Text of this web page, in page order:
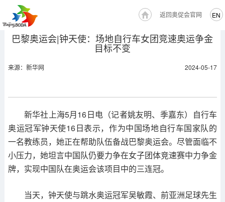
EN
返回奥促会官网
巴黎奥运会|钟天使：场地自行车女团竞速奥运争金
目标不变
来源：新华网 2024-05-17
新华社上海5月16日电（记者姚友明、季嘉东）自行车
奥运冠军钟天使16日表示，作为中国场地自行车国家队的
一名教练员，她正在帮助队伍备战巴黎奥运会。尽管面临不
小压力，她坦言中国队仍要力争在女子团体竞速赛中力争金
牌，实现中国队在奥运会该项目中的三连冠。
当天，钟天使与跳水奥运冠军吴敏霞、前亚洲足球先生